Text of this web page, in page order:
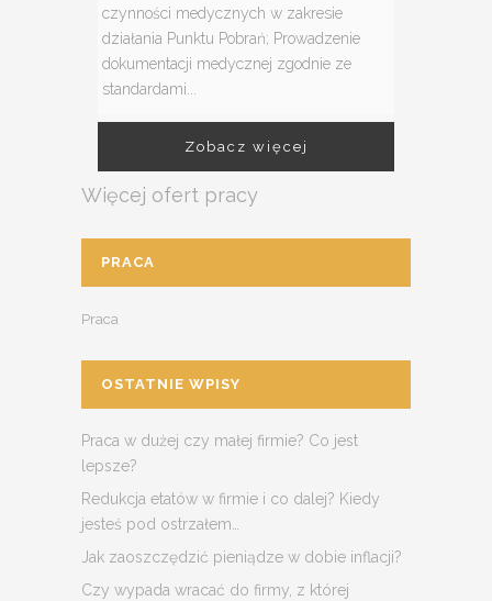
czynności medycznych w zakresie
działania Punktu Pobrań; Prowadzenie
dokumentacji medycznej zgodnie ze
standardami...
Zobacz więcej
Więcej ofert pracy
PRACA
Praca
OSTATNIE WPISY
Praca w dużej czy małej firmie? Co jest
lepsze?
Redukcja etatów w firmie i co dalej? Kiedy
jesteś pod ostrzałem…
Jak zaoszczędzić pieniądze w dobie inflacji?
Czy wypada wracać do firmy, z której